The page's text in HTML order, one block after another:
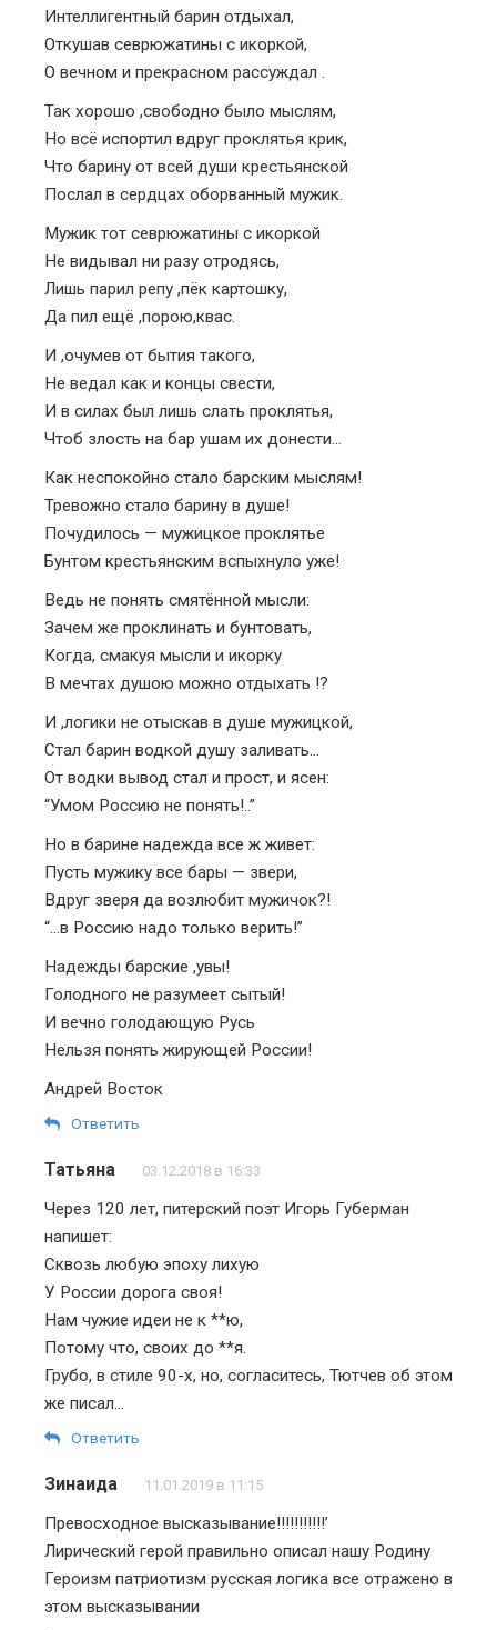
Интеллигентный барин отдыхал,
Откушав севрюжатины с икоркой,
О вечном и прекрасном рассуждал .
Так хорошо ,свободно было мыслям,
Но всё испортил вдруг проклятья крик,
Что барину от всей души крестьянской
Послал в сердцах оборванный мужик.
Мужик тот севрюжатины с икоркой
Не видывал ни разу отродясь,
Лишь парил репу ,пёк картошку,
Да пил ещё ,порою,квас.
И ,очумев от бытия такого,
Не ведал как и концы свести,
И в силах был лишь слать проклятья,
Чтоб злость на бар ушам их донести…
Как неспокойно стало барским мыслям!
Тревожно стало барину в душе!
Почудилось — мужицкое проклятье
Бунтом крестьянским вспыхнуло уже!
Ведь не понять смятённой мысли:
Зачем же проклинать и бунтовать,
Когда, смакуя мысли и икорку
В мечтах душою можно отдыхать !?
И ,логики не отыскав в душе мужицкой,
Стал барин водкой душу заливать…
От водки вывод стал и прост, и ясен:
“Умом Россию не понять!..”
Но в барине надежда все ж живет:
Пусть мужику все бары — звери,
Вдруг зверя да возлюбит мужичок?!
“…в Россию надо только верить!”
Надежды барские ,увы!
Голодного не разумеет сытый!
И вечно голодающую Русь
Нельзя понять жирующей России!
Андрей Восток
Ответить
Татьяна 03.12.2018 в 16:33
Через 120 лет, питерский поэт Игорь Губерман
напишет:
Сквозь любую эпоху лихую
У России дорога своя!
Нам чужие идеи не к **ю,
Потому что, своих до **я.
Грубо, в стиле 90-х, но, согласитесь, Тютчев об этом
же писал…
Ответить
Зинаида 11.01.2019 в 11:15
Превосходное высказывание!!!!!!!!!!!’
Лирический герой правильно описал нашу Родину
Героизм патриотизм русская логика все отражено в
этом высказывании